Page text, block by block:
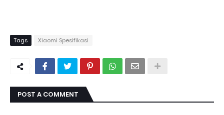
Tags Xiaomi Spesifikasi
POST A COMMENT